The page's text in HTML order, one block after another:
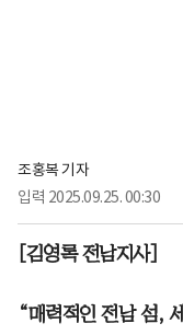
조홍복 기자
입력 2025.09.25. 00:30
[김영록 전남지사]
“매력적인 전남 섬,